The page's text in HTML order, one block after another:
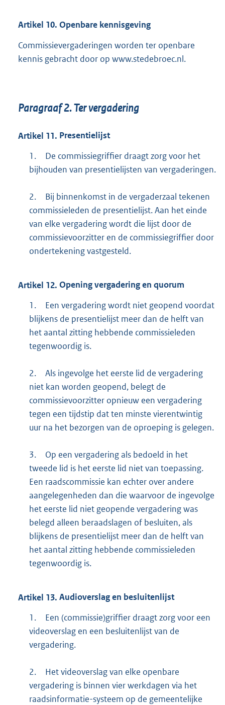
Artikel 10. Openbare kennisgeving
Commissievergaderingen worden ter openbare
kennis gebracht door op www.stedebroec.nl.
Paragraaf 2.Ter vergadering
Artikel 11. Presentielijst
1.
De commissiegriffier draagt zorg voor het
bijhouden van presentielijsten van vergaderingen.
2.
Bij binnenkomst in de vergaderzaal tekenen
commissieleden de presentielijst. Aan het einde
van elke vergadering wordt die lijst door de
commissievoorzitter en de commissiegriffier door
ondertekening vastgesteld.
Artikel 12. Opening vergadering en quorum
1.
Een vergadering wordt niet geopend voordat
blijkens de presentielijst meer dan de helft van
het aantal zitting hebbende commissieleden
tegenwoordig is.
2.
Als ingevolge het eerste lid de vergadering
niet kan worden geopend, belegt de
commissievoorzitter opnieuw een vergadering
tegen een tijdstip dat ten minste vierentwintig
uur na het bezorgen van de oproeping is gelegen.
3.
Op een vergadering als bedoeld in het
tweede lid is het eerste lid niet van toepassing.
Een raadscommissie kan echter over andere
aangelegenheden dan die waarvoor de ingevolge
het eerste lid niet geopende vergadering was
belegd alleen beraadslagen of besluiten, als
blijkens de presentielijst meer dan de helft van
het aantal zitting hebbende commissieleden
tegenwoordig is.
Artikel 13. Audioverslag en besluitenlijst
1.
Een (commissie)griffier draagt zorg voor een
videoverslag en een besluitenlijst van de
vergadering.
2.
Het videoverslag van elke openbare
vergadering is binnen vier werkdagen via het
raadsinformatie-systeem op de gemeentelijke